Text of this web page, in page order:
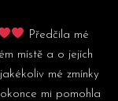
Předčila mé
místě a o jejích
mé zmínky
mi pomohla